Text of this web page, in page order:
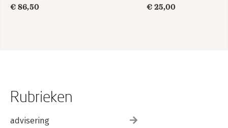
€ 86,50
€ 25,00
Rubrieken
advisering